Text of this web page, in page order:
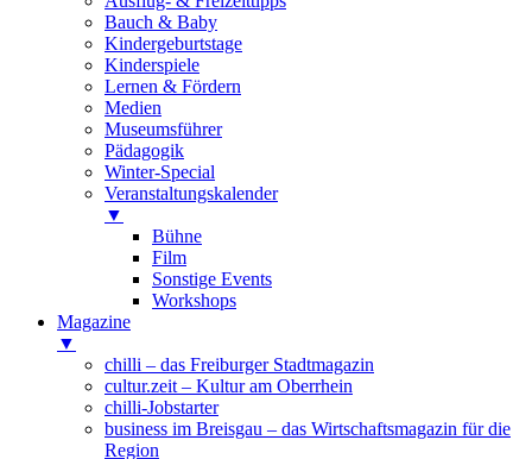
Bauch & Baby
Kindergeburtstage
Kinderspiele
Lernen & Fördern
Medien
Museumsführer
Pädagogik
Winter-Special
Veranstaltungskalender
▼
Bühne
Film
Sonstige Events
Workshops
Magazine
▼
chilli – das Freiburger Stadtmagazin
cultur.zeit – Kultur am Oberrhein
chilli-Jobstarter
business im Breisgau – das Wirtschaftsmagazin für die
Region